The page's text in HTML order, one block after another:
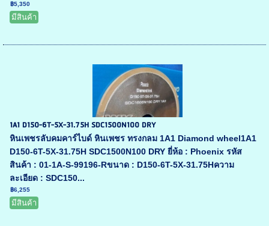
฿5,350
มีสินค้า
1A1 D150-6T-5X-31.75H SDC1500N100 DRY
หินเพชรลับคมคาร์ไบด์ หินเพชร ทรงกลม 1A1 Diamond wheel1A1
D150-6T-5X-31.75H SDC1500N100 DRY ยี่ห้อ : Phoenix รหัส
สินค้า : 01-1A-S-99196-Rขนาด : D150-6T-5X-31.75Hความ
ละเอียด : SDC150...
฿6,255
มีสินค้า